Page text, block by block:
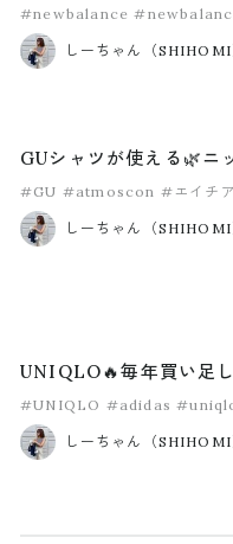
#newbalance
しーちゃん（SHIHOMI
GUシャツが使える🌿ニ
#GU #atmoscon #エイチ
しーちゃん（SHIHOMI
UNIQLO🔥毎年買い足
#UNIQLO #adidas
しーちゃん（SHIHOMI